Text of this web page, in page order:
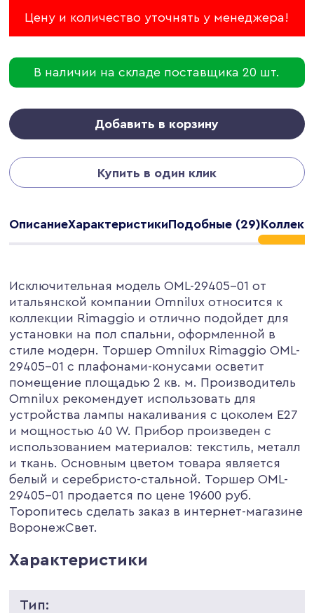
Цену и количество уточнять у менеджера!
В наличии на складе поставщика 20 шт.
Добавить в корзину
Купить в один клик
ОписаниеХарактеристикиПодобные (29)
Исключительная модель OML-29405-01 от
итальянской компании Omnilux относится к
коллекции Rimaggio и отлично подойдет для
установки на пол спальни, оформленной в
стиле модерн. Торшер Omnilux Rimaggio OML-
29405-01 с плафонами-конусами осветит
помещение площадью 2 кв. м. Производитель
Omnilux рекомендует использовать для
устройства лампы накаливания с цоколем E27
и мощностью 40 W. Прибор произведен с
использованием материалов: текстиль, металл
и ткань. Основным цветом товара является
белый и серебристо-стальной. Торшер OML-
29405-01 продается по цене 19600 руб.
Торопитесь сделать заказ в интернет-магазине
ВоронежСвет.
Характеристики
Тип: